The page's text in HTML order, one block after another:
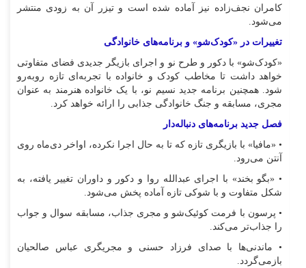
کامران نجف‌زاده نیز آماده شده است و تیزر آن به زودی منتشر
می‌شود.
تغییرات در «کودک‌شو» و برنامه‌های خانوادگی
«کودک‌شو» با دکور و طرح نو و اجرای بازیگر جدیدی فضای متفاوتی
خواهد داشت تا مخاطب کودک و خانواده با تجربه‌ای تازه روبه‌رو
شود. همچنین برنامه جدید نسیم نو، با یک خانواده هنرمند به عنوان
مجری، مسابقه و جنگ خانوادگی جذابی را ارائه خواهد کرد.
فصل جدید برنامه‌های دنباله‌دار
• «مافیا» با بازیگری تازه که تا به حال اجرا نکرده، اواخر دی‌ماه روی
آنتن می‌رود.
• «بگو بخند» با اجرای عبدالله روا و دکور و داوران تغییر یافته، به
شکل متفاوت و با شوکی تازه آماده پخش می‌شود.
• پرسون با فرمت کوئیک‌شو و مجری جذاب، مسابقه سوال و جواب
را جذاب‌تر می‌کند.
• ماندنی‌ها با صدای فرزاد حسنی و مجریگری عباس صالحیان
بازمی‌گردد.